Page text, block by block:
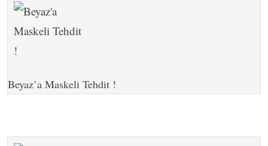
Beyaz’a Maskeli Tehdit !